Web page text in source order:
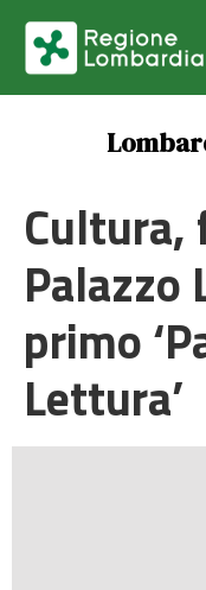
Cultura,
Palazzo
primo
Lettura’